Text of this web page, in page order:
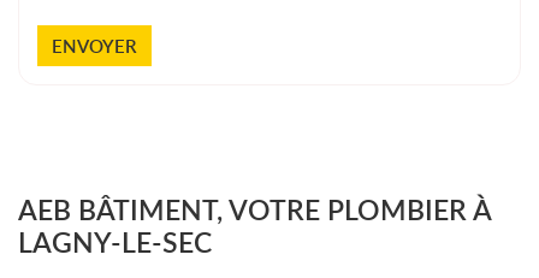
ENVOYER
AEB BÂTIMENT, VOTRE PLOMBIER À
LAGNY-LE-SEC